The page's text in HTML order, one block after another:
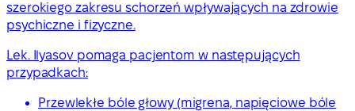
szerokiego zakresu schorzeń wpływających na zdrowie
psychiczne i fizyczne.
Lek. Ilyasov pomaga pacjentom w następujących
przypadkach:
Przewlekłe bóle głowy (migrena, napięciowe bóle